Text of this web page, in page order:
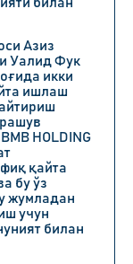
Азиз
Уалид Фук
икки
ишлаш
HOLDING
қайта
бу ўз
жумладан
учун
билан